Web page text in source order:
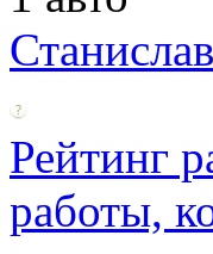
Рейтинг
работы,